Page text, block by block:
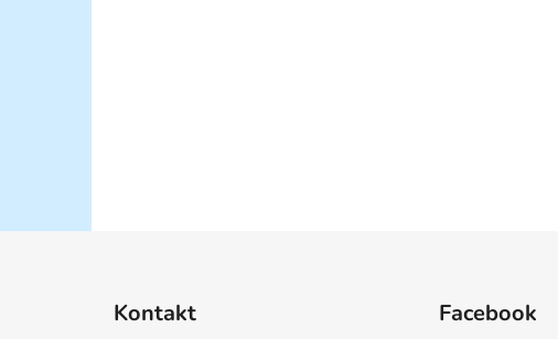
Kontakt Facebook